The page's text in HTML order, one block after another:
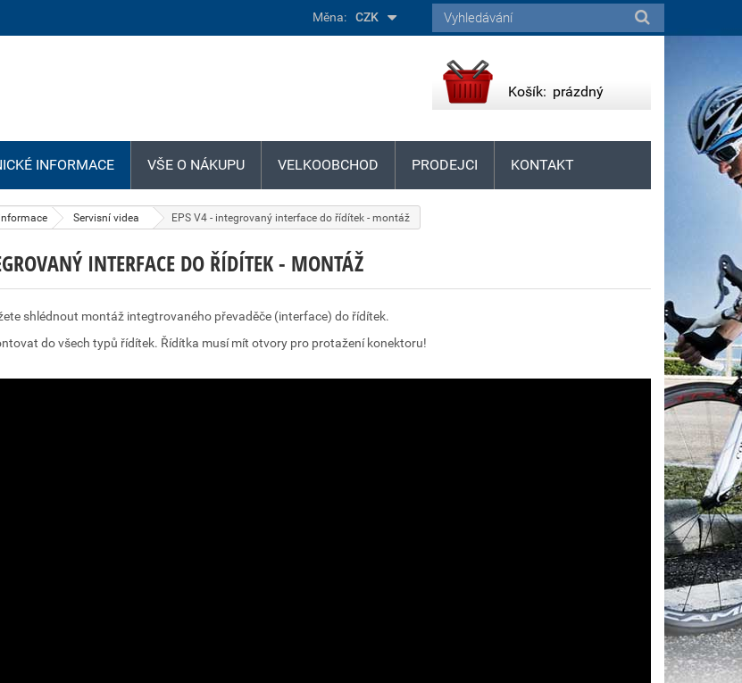
Servisní videa EPS V4 - integrovaný interface do řídítek - montáž
INTERFACE DO ŘÍDÍTEK - MONTÁŽ
shlédnout montáž integtrovaného převaděče (interface) do řídítek.
do všech typů řídítek. Řídítka musí mít otvory pro protažení konektoru!
Měna: CZK
Košík: prázdný
INFORMACE VŠE O NÁKUPU VELKOOBCHOD PRODEJCI KONTAKT